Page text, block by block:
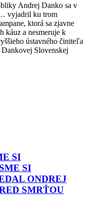
Andrej Danko sa v
vyjadril ku trom
ktorá sa zjavne
káuz a nesmeruje k
ústavného činiteľa
Slovenskej
SI
SI
ONDREJ
SMRŤOU